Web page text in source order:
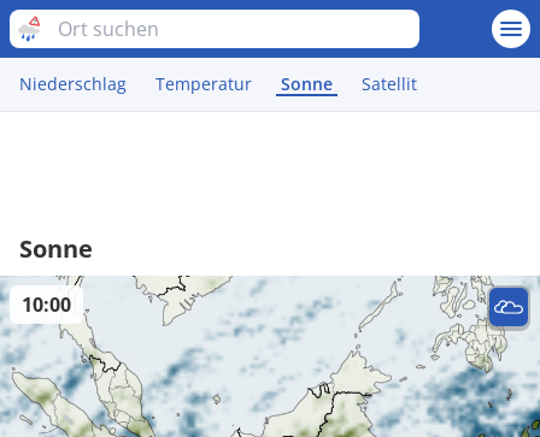
Niederschlag Temperatur Sonne Satellit
Sonne
10:00